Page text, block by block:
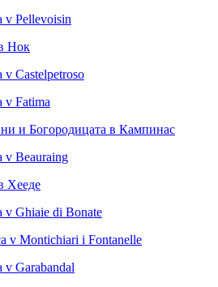
v Pellevoisin
Нок
v Castelpetroso
v Fatima
и Богородицата в Кампинас
v Beauraing
Хееде
v Ghiaie di Bonate
v Montichiari i Fontanelle
v Garabandal